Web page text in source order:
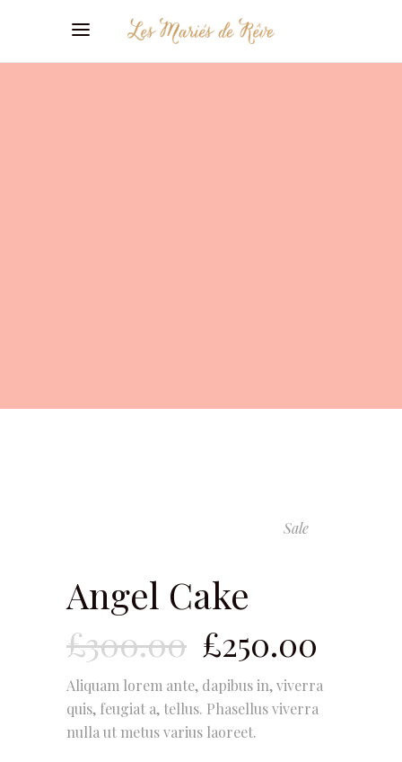
Sale
Angel Cake
£300.00 Le
prix
initial
était :
£250.00
prix
Aliquam lorem ante, dapibus in, viverra
quis, feugiat a, tellus. Phasellus viverra
nulla ut metus varius laoreet.